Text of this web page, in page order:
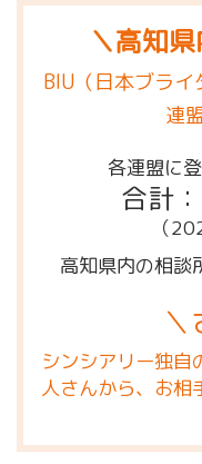
＼高知
BIU（日本ブラ
連
各連盟に
合計
（
高知県内の相談
シンシアリー独自
人さんから、お相